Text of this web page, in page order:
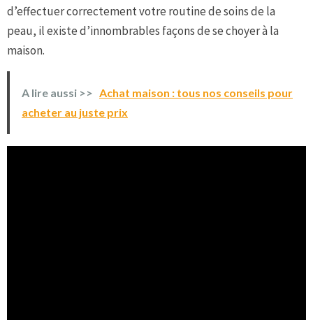
d’effectuer correctement votre routine de soins de la
peau, il existe d’innombrables façons de se choyer à la
maison.
A lire aussi >> Achat maison : tous nos conseils pour
acheter au juste prix